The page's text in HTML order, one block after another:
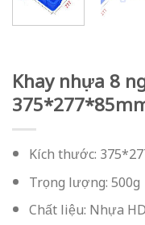
Khay nhựa 8
Kích thước:
Trọng lượng: 500g
Chất liệu: Nhựa